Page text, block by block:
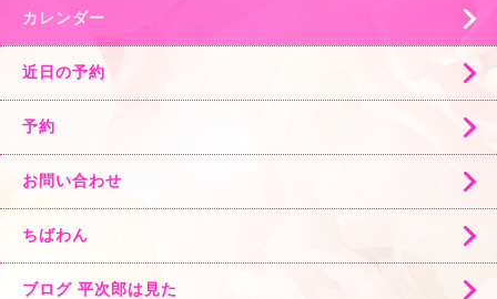
カレンダー
近日の予約
予約
お問い合わせ
ちばわん
ブログ 平次郎は見た